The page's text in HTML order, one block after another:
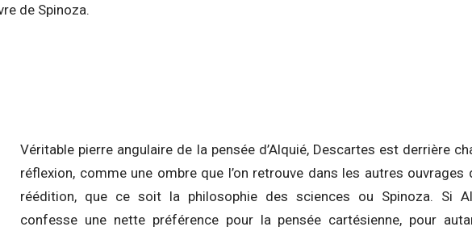
de Spinoza.
Véritable pierre angulaire de la pensée d’Alquié, Descartes est derrière
réflexion, comme une ombre que l’on retrouve dans les autres ouvrages
réédition, que ce soit la philosophie des sciences ou Spinoza. Si
confesse une nette préférence pour la pensée cartésienne, pour